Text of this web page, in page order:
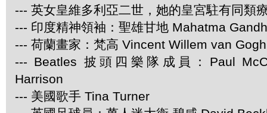
--- 英女皇維多利亞二世，她的皇宮駐有同類
--- 印度精神領袖：聖雄甘地 Mahatma
--- 荷蘭畫家：梵高 Vincent Willem van Gogh
--- Beatles 披頭四樂隊成員：Paul
Harrison
--- 美國歌手 Tina Turner